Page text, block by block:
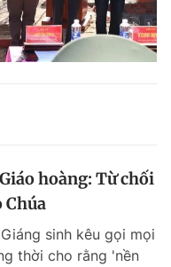
hoàng: Từ chối
Chúa
sinh kêu gọi mọi
thời cho rằng 'nền